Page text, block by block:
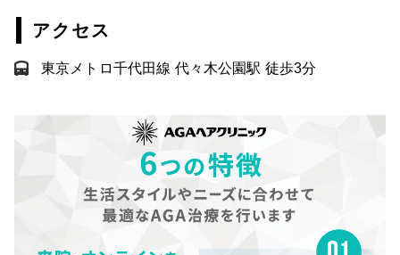
アクセス
東京メトロ千代田線 代々木公園駅 徒歩3分